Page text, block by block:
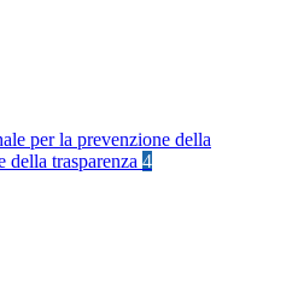
per la prevenzione della
della trasparenza 4